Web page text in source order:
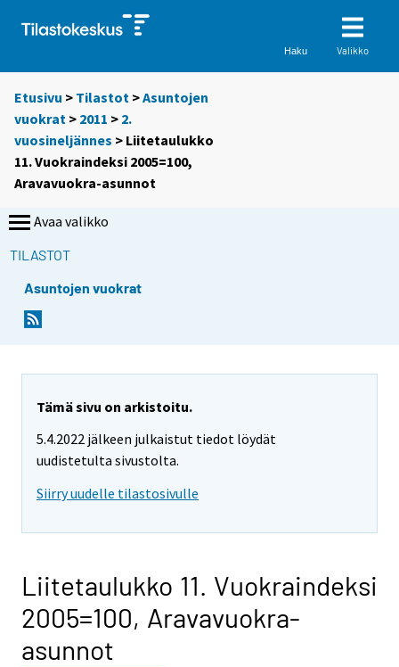
Haku Valikko
Etusivu > Tilastot >Asuntojen
vuokrat > 2011 > 2.
vuosineljännes > Liitetaulukko
11. Vuokraindeksi 2005=100,
Aravavuokra-asunnot
Avaa valikko
TILASTOT
Asuntojen vuokrat
Tämä sivu on arkistoitu.
5.4.2022 jälkeen julkaistut tiedot löydät
uudistetulta sivustolta.
Siirry uudelle tilastosivulle
Liitetaulukko 11. Vuokraindeksi
2005=100, Aravavuokra-
asunnot